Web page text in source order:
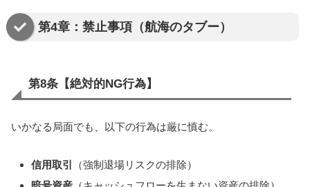
第4章：禁止事項（航海のタブー）
第8条【絶対的NG行為】
いかなる局面でも、以下の行為は厳に慎む。
信用取引
（強制退場リスクの排除）